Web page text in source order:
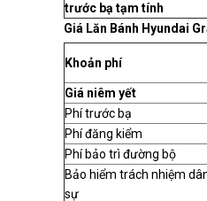
trước bạ tạm tính
Giá Lăn Bánh Hyundai
Khoản phí
Giá niêm yết
Phí trước bạ
Phí đăng kiểm
Phí bảo trì đường bộ
Bảo hiểm trách nhiệm
sự